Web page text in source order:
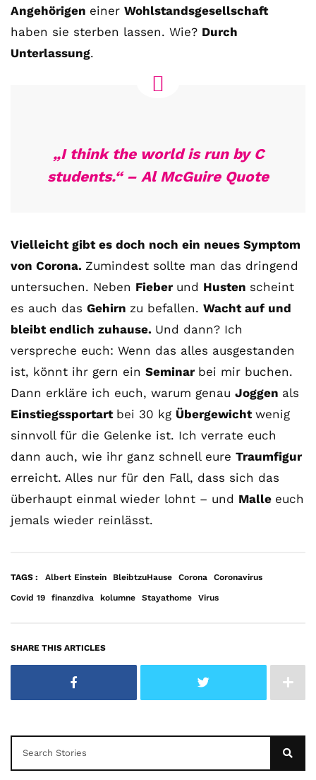
Angehörigen einer Wohlstandsgesellschaft
haben sie sterben lassen. Wie? Durch
Unterlassung.
„I think the world is run by C
students.“ – Al McGuire Quote
Vielleicht gibt es doch noch ein neues Symptom
von Corona. Zumindest sollte man das dringend
untersuchen. Neben Fieber und Husten scheint
es auch das Gehirn zu befallen. Wacht auf und
bleibt endlich zuhause. Und dann? Ich
verspreche euch: Wenn das alles ausgestanden
ist, könnt ihr gern ein Seminar bei mir buchen.
Dann erkläre ich euch, warum genau Joggen als
Einstiegssportart bei 30 kg Übergewicht wenig
sinnvoll für die Gelenke ist. Ich verrate euch
dann auch, wie ihr ganz schnell eure Traumfigur
erreicht. Alles nur für den Fall, dass sich das
überhaupt einmal wieder lohnt – und Malle euch
jemals wieder reinlässt.
TAGS : Albert Einstein BleibtzuHause Corona Coronavirus
Covid 19 finanzdiva kolumne Stayathome Virus
SHARE THIS ARTICLES